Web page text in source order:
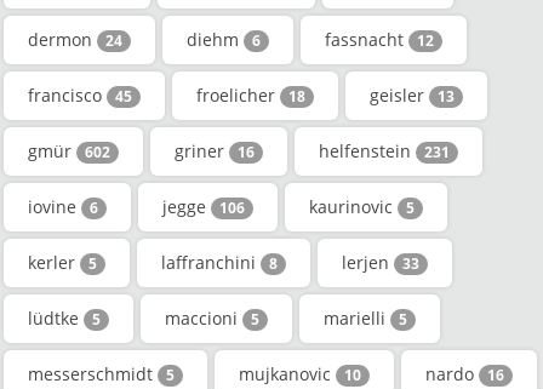
dermon 24 diehm 6 fassnacht 12
francisco 45 froelicher 18 geisler 13
gmür 602 griner 16 helfenstein 231
iovine 6 jegge 106 kaurinovic 5
kerler 5 laffranchini 8 lerjen 33
lüdtke 5 maccioni 5 marielli 5
messerschmidt 5 mujkanovic 10 nardo 16